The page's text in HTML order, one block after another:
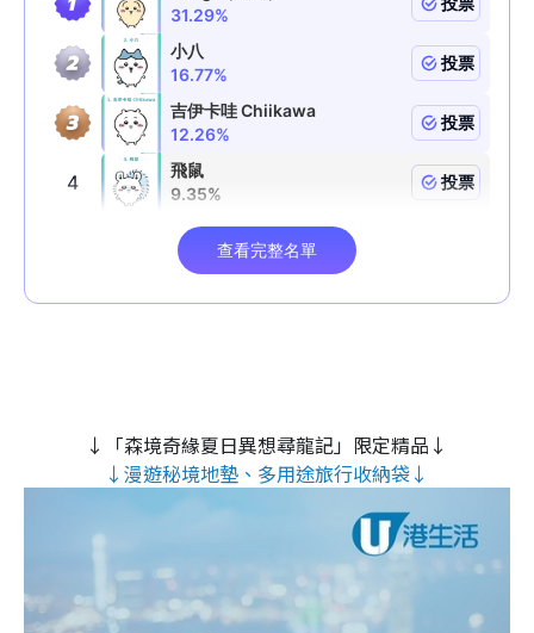
↓「森境奇緣夏日異想尋龍記」限定精品↓
↓漫遊秘境地墊、多用途旅行收納袋↓